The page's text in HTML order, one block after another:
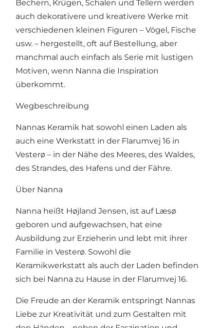
Bechern, Krügen, Schalen und Tellern werden
auch dekorativere und kreativere Werke mit
verschiedenen kleinen Figuren – Vögel, Fische
usw. – hergestellt, oft auf Bestellung, aber
manchmal auch einfach als Serie mit lustigen
Motiven, wenn Nanna die Inspiration
überkommt.
Wegbeschreibung
Nannas Keramik hat sowohl einen Laden als
auch eine Werkstatt in der Flarumvej 16 in
Vesterø – in der Nähe des Meeres, des Waldes,
des Strandes, des Hafens und der Fähre.
Über Nanna
Nanna heißt Højland Jensen, ist auf Læsø
geboren und aufgewachsen, hat eine
Ausbildung zur Erzieherin und lebt mit ihrer
Familie in Vesterø. Sowohl die
Keramikwerkstatt als auch der Laden befinden
sich bei Nanna zu Hause in der Flarumvej 16.
Die Freude an der Keramik entspringt Nannas
Liebe zur Kreativität und zum Gestalten mit